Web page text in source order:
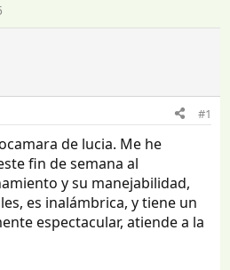
#1
de lucia. Me he
fin de semana al
y su manejabilidad,
es inalámbrica, y tiene un
espectacular, atiende a la